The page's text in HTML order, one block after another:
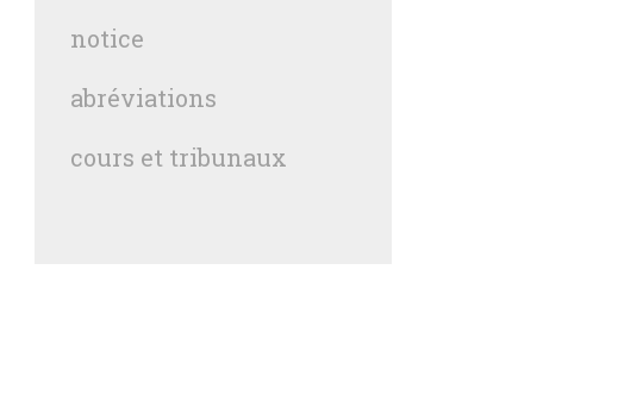
notice
abréviations
cours et tribunaux